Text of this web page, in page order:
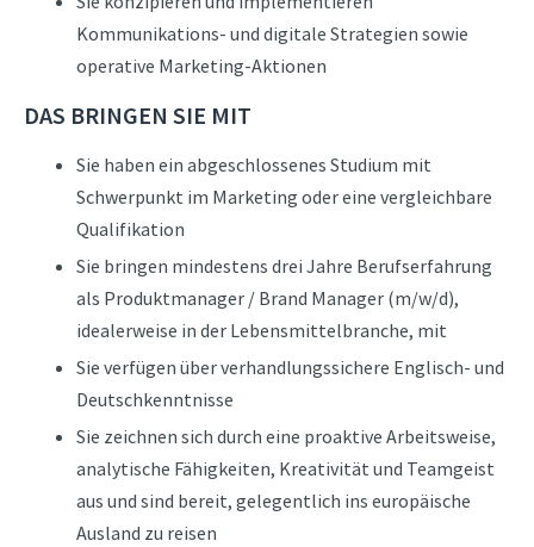
Kommunikations- und digitale Strategien sowie
operative Marketing-Aktionen
DAS BRINGEN SIE MIT
Sie haben ein abgeschlossenes Studium mit
Schwerpunkt im Marketing oder eine vergleichbare
Qualifikation
Sie bringen mindestens drei Jahre Berufserfahrung
als Produktmanager / Brand Manager (m/w/d),
idealerweise in der Lebensmittelbranche, mit
Sie verfügen über verhandlungssichere Englisch- und
Deutschkenntnisse
Sie zeichnen sich durch eine proaktive Arbeitsweise,
analytische Fähigkeiten, Kreativität und Teamgeist
aus und sind bereit, gelegentlich ins europäische
Ausland zu reisen